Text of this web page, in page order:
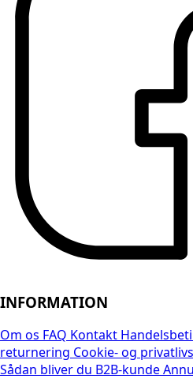
INFORMATION
Om os FAQ Kontakt
returnering Cookie- og
Sådan bliver du B2B-kunde